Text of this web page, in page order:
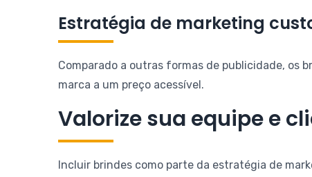
Estratégia de marketing
Comparado a outras formas de publicidade, os
marca a um preço acessível.
Valorize sua equipe e
Incluir brindes como parte da estratégia de